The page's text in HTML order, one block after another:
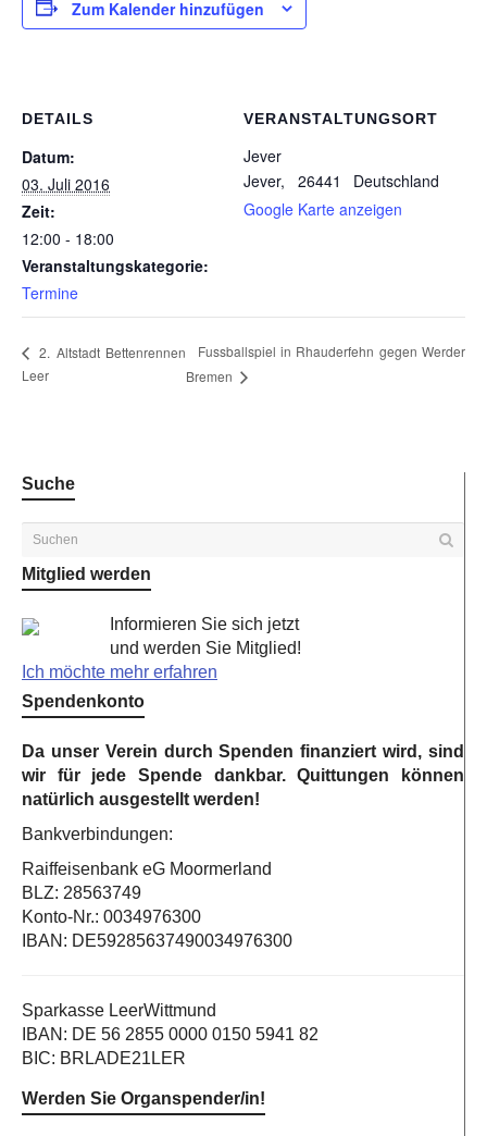
Zum Kalender hinzufügen
DETAILS
Datum:
03. Juli 2016
Zeit:
12:00 - 18:00
Veranstaltungskategorie:
Termine
VERANSTALTUNGSORT
Jever
Jever, 26441
Deutschland
Google Karte anzeigen
2. Altstadt Bettenrennen
Leer
Fussballspiel in Rhauderfehn gegen Werder
Bremen
Suche
Mitglied werden
Informieren Sie sich jetzt
und werden Sie Mitglied!
Ich möchte mehr erfahren
Spendenkonto
Da unser Verein durch Spenden finanziert wird, sind
wir für jede Spende dankbar. Quittungen können
natürlich ausgestellt werden!
Bankverbindungen:
Raiffeisenbank eG Moormerland
BLZ: 28563749
Konto-Nr.: 0034976300
IBAN: DE59285637490034976300
Sparkasse LeerWittmund
IBAN: DE 56 2855 0000 0150 5941 82
BIC: BRLADE21LER
Werden Sie Organspender/in!